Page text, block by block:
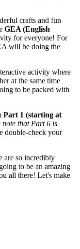
crafts and fun
GEA (English
for everyone! For
will be doing the
activity where
at the same time
to be packed with
Part 1 (starting at
note that Part 6 is
double-check your
are so incredibly
to be an amazing
all there! Let's make